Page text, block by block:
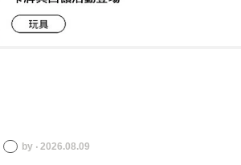
by ‧ 2026.08.09